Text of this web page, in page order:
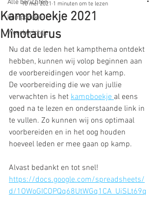
Alle berichten
Kampboekje
Weerberichtje
Kampboekje 2021
Minotaurus
10 mei 2021 1 minuten om te lezen
Nu dat de leden het kampthema ontdekt
hebben, kunnen wij volop beginnen aan
de voorbereidingen voor het kamp.
De voorbereiding die we van jullie
verwachten is het kampboekje al eens
goed na te lezen en onderstaande link in
te vullen. Zo kunnen wij ons optimaal
voorbereiden en in het oog houden
hoeveel leden er mee gaan op kamp.
Alvast bedankt en tot snel!
https://docs.google.com/spreadsheets/
d/1OWoGICOPQq68UtWGq1CA_UiSLt69q